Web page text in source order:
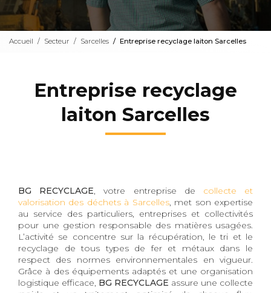
Accueil Secteur Sarcelles Entreprise recyclage laiton Sarcelles
Entreprise recyclage
laiton Sarcelles
BG RECYCLAGE, votre entreprise de collecte et
valorisation des déchets à Sarcelles, met son expertise
au service des particuliers, entreprises et collectivités
pour une gestion responsable des matières usagées.
L’activité se concentre sur la récupération, le tri et le
recyclage de tous types de fer et métaux dans le
respect des normes environnementales en vigueur.
Grâce à des équipements adaptés et une organisation
logistique efficace, BG RECYCLAGE assure une collecte